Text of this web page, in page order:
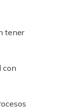
tener
con